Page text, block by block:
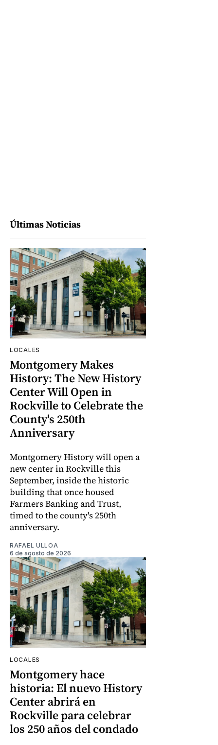
Últimas Noticias
LOCALES
Montgomery Makes
History: The New History
Center Will Open in
Rockville to Celebrate the
County's 250th
Anniversary
Montgomery History will open a
new center in Rockville this
September, inside the historic
building that once housed
Farmers Banking and Trust,
timed to the county's 250th
anniversary.
RAFAEL ULLOA
6 de agosto de 2026
LOCALES
Montgomery hace
historia: El nuevo History
Center abrirá en
Rockville para celebrar
los 250 años del condado